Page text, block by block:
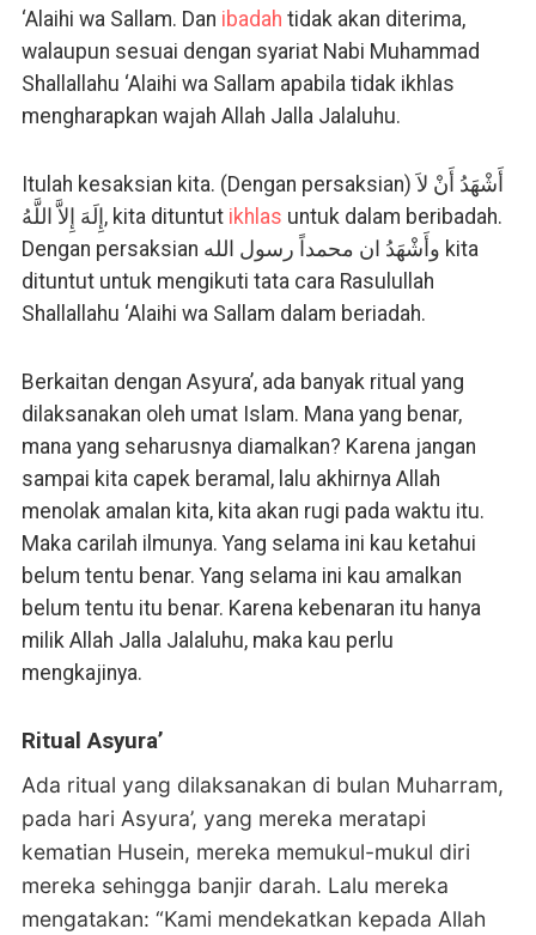
‘Alaihi wa Sallam. Dan ibadah tidak akan diterima,
walaupun sesuai dengan syariat Nabi Muhammad
Shallallahu ‘Alaihi wa Sallam apabila tidak ikhlas
mengharapkan wajah Allah Jalla Jalaluhu.
Itulah kesaksian kita. (Dengan persaksian) أَشْهَدُ أَنْ لاَ
إِلَهَ إِلاَّ اللَّهُ, kita dituntut ikhlas untuk dalam beribadah.
Dengan persaksian وأَشْهَدُ ان محمداً رسول الله kita
dituntut untuk mengikuti tata cara Rasulullah
Shallallahu ‘Alaihi wa Sallam dalam beriadah.
Berkaitan dengan Asyura’, ada banyak ritual yang
dilaksanakan oleh umat Islam. Mana yang benar,
mana yang seharusnya diamalkan? Karena jangan
sampai kita capek beramal, lalu akhirnya Allah
menolak amalan kita, kita akan rugi pada waktu itu.
Maka carilah ilmunya. Yang selama ini kau ketahui
belum tentu benar. Yang selama ini kau amalkan
belum tentu itu benar. Karena kebenaran itu hanya
milik Allah Jalla Jalaluhu, maka kau perlu
mengkajinya.
Ritual Asyura’
Ada ritual yang dilaksanakan di bulan Muharram,
pada hari Asyura’, yang mereka meratapi
kematian Husein, mereka memukul-mukul diri
mereka sehingga banjir darah. Lalu mereka
mengatakan: “Kami mendekatkan kepada Allah